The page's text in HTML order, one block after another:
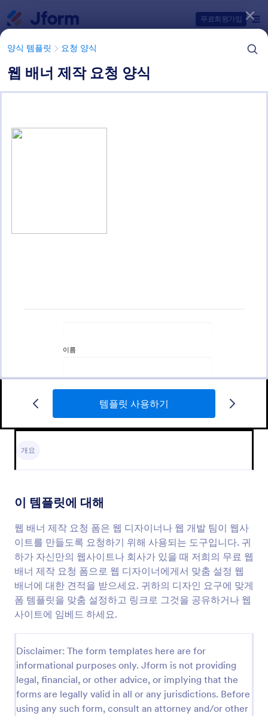
무료회원가입
양식 템플릿 요청 양식
웹 배너 제작 요청 양식
템플릿 사용하기
개요
이 템플릿에 대해
웹 배너 제작 요청 폼은 웹 디자이너나 웹 개발 팀이 웹사
이트를 만들도록 요청하기 위해 사용되는 도구입니다. 귀
하가 자신만의 웹사이트나 회사가 있을 때 저희의 무료 웹
배너 제작 요청 폼으로 웹 디자이너에게서 맞춤 설정 웹
배너에 대한 견적을 받으세요. 귀하의 디자인 요구에 맞게
폼 템플릿을 맞춤 설정하고 링크로 그것을 공유하거나 웹
사이트에 임베드 하세요.
Disclaimer: The form templates here are for
informational purposes only. Jform is not providing
legal, financial, or other advice, or implying that the
forms are legally valid in all or any jurisdictions. Before
using any such form, consult an attorney and/or other
양식 템플릿 요청 양식
웹 배너 제작 요청 양식
희의 무료 웹 배너 제작 요청 폼으로 웹 디자이너에게
디자인 요구에 맞게 폼 템플릿을 맞춤 설정하고 링크
로 그것을 공유하거나 웹사이트에 임베드 하세요.
미리보기
양식 템플릿 항목들